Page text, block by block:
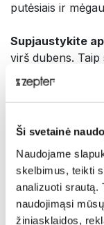
Ši svetainė
Naudojame
skelbimus, teikti
analizuoti srautą.
naudojimąsi
žiniasklaidos,
putėsiais ir
Supjaustykite
virš dubens.
vaisius ir
atskirsite
Krevečių
krevetės
krevetes šaltu
* Patariame